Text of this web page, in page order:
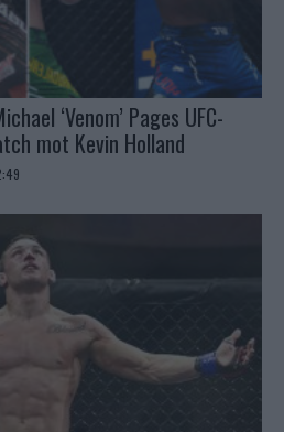
‘Venom’ Pages UFC-
mot Kevin Holland